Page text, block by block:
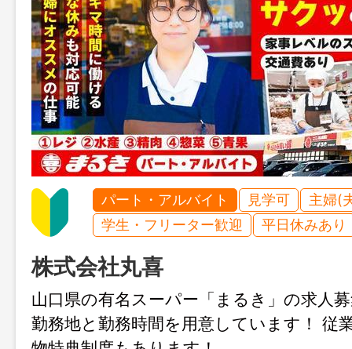
パート・アルバイト 見学可
主婦(
学生・フリーター歓迎
平日休みあり
株式会社丸喜
山口県の有名スーパー「まるき」の求人
勤務地と勤務時間を用意しています！ 従